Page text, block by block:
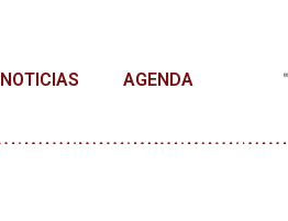
NOTICIAS AGENDA